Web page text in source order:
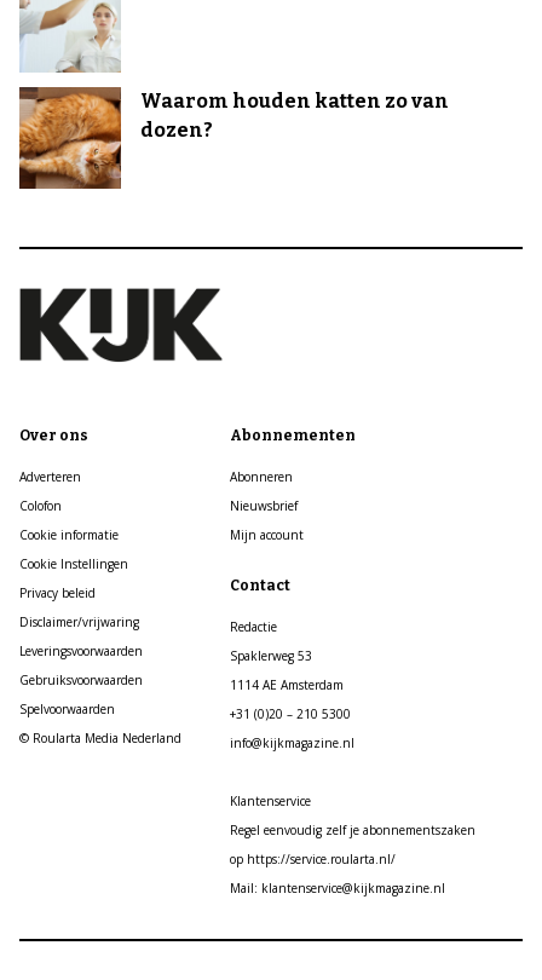
Waarom houden katten zo van
dozen?
Over ons
Adverteren
Colofon
Cookie informatie
Cookie Instellingen
Privacy beleid
Disclaimer/vrijwaring
Leveringsvoorwaarden
Gebruiksvoorwaarden
Spelvoorwaarden
© Roularta Media Nederland
Abonnementen
Abonneren
Nieuwsbrief
Mijn account
Contact
Redactie
Spaklerweg 53
1114 AE Amsterdam
+31 (0)20 – 210 5300
info@kijkmagazine.nl
Klantenservice
Regel eenvoudig zelf je abonnementszaken
op https://service.roularta.nl/
Mail: klantenservice@kijkmagazine.nl